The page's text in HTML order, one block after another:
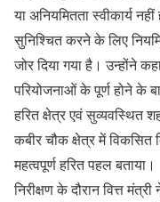
या अनियमितता स्वीकार्य
सुनिश्चित करने के लिए
जोर दिया गया है। उन्होंने
परियोजनाओं के पूर्ण होने के
हरित क्षेत्र एवं सुव्यवस्थित
कबीर चौक क्षेत्र में विकसित
महत्वपूर्ण हरित पहल बताया।
निरीक्षण के दौरान वित्त